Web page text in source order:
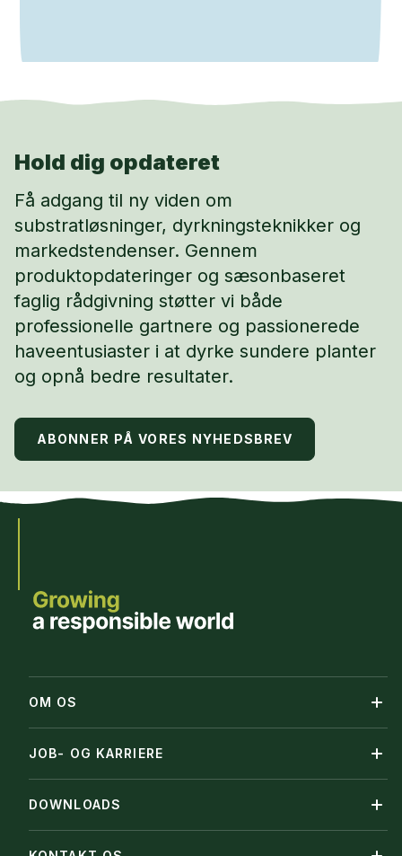
Hold dig opdateret
Få adgang til ny viden om
substratløsninger, dyrkningsteknikker og
markedstendenser. Gennem
produktopdateringer og sæsonbaseret
faglig rådgivning støtter vi både
professionelle gartnere og passionerede
haveentusiaster i at dyrke sundere planter
og opnå bedre resultater.
ABONNER PÅ VORES NYHEDSBREV
OM OS
JOB- OG KARRIERE
DOWNLOADS